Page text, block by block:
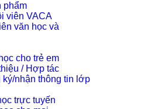
phẩm
viên VACA
văn học và
cho trẻ em
/ Hợp tác
nhận thông tin lớp
trực tuyến